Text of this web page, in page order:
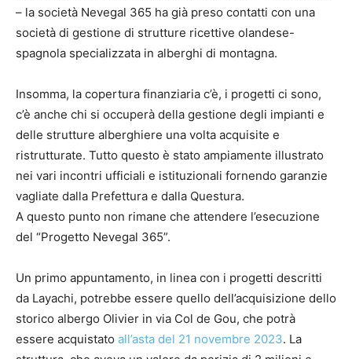
– la società Nevegal 365 ha già preso contatti con una
società di gestione di strutture ricettive olandese-
spagnola specializzata in alberghi di montagna.
Insomma, la copertura finanziaria c’è, i progetti ci sono,
c’è anche chi si occuperà della gestione degli impianti e
delle strutture alberghiere una volta acquisite e
ristrutturate. Tutto questo è stato ampiamente illustrato
nei vari incontri ufficiali e istituzionali fornendo garanzie
vagliate dalla Prefettura e dalla Questura.
A questo punto non rimane che attendere l’esecuzione
del “Progetto Nevegal 365”.
Un primo appuntamento, in linea con i progetti descritti
da Layachi, potrebbe essere quello dell’acquisizione dello
storico albergo Olivier in via Col de Gou, che potrà
essere acquistato all’asta del 21 novembre 2023. La